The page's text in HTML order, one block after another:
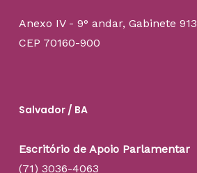
Anexo IV - 9° andar, Gabinete 913
CEP 70160-900
Salvador / BA
Escritório de Apoio Parlamentar
(71) 3036-4063